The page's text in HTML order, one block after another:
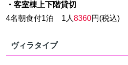
・客室棟上下階貸切
4名朝食付1泊 1人8360円(税込)
ヴィラタイプ